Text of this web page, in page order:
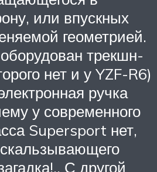
или впускных
геометрией.
трекшн-
нет и у YZF-R6)
ручка
у современного
Supersport нет,
С другой